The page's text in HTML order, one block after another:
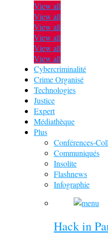
View all
View all
View all
View all
View all
View all
Cybercriminalité
Crime Organisé
Technologies
Justice
Expert
Médiathèque
Plus
Conférences-
Communiqués
Insolite
Flashnews
Infographie
Hack in